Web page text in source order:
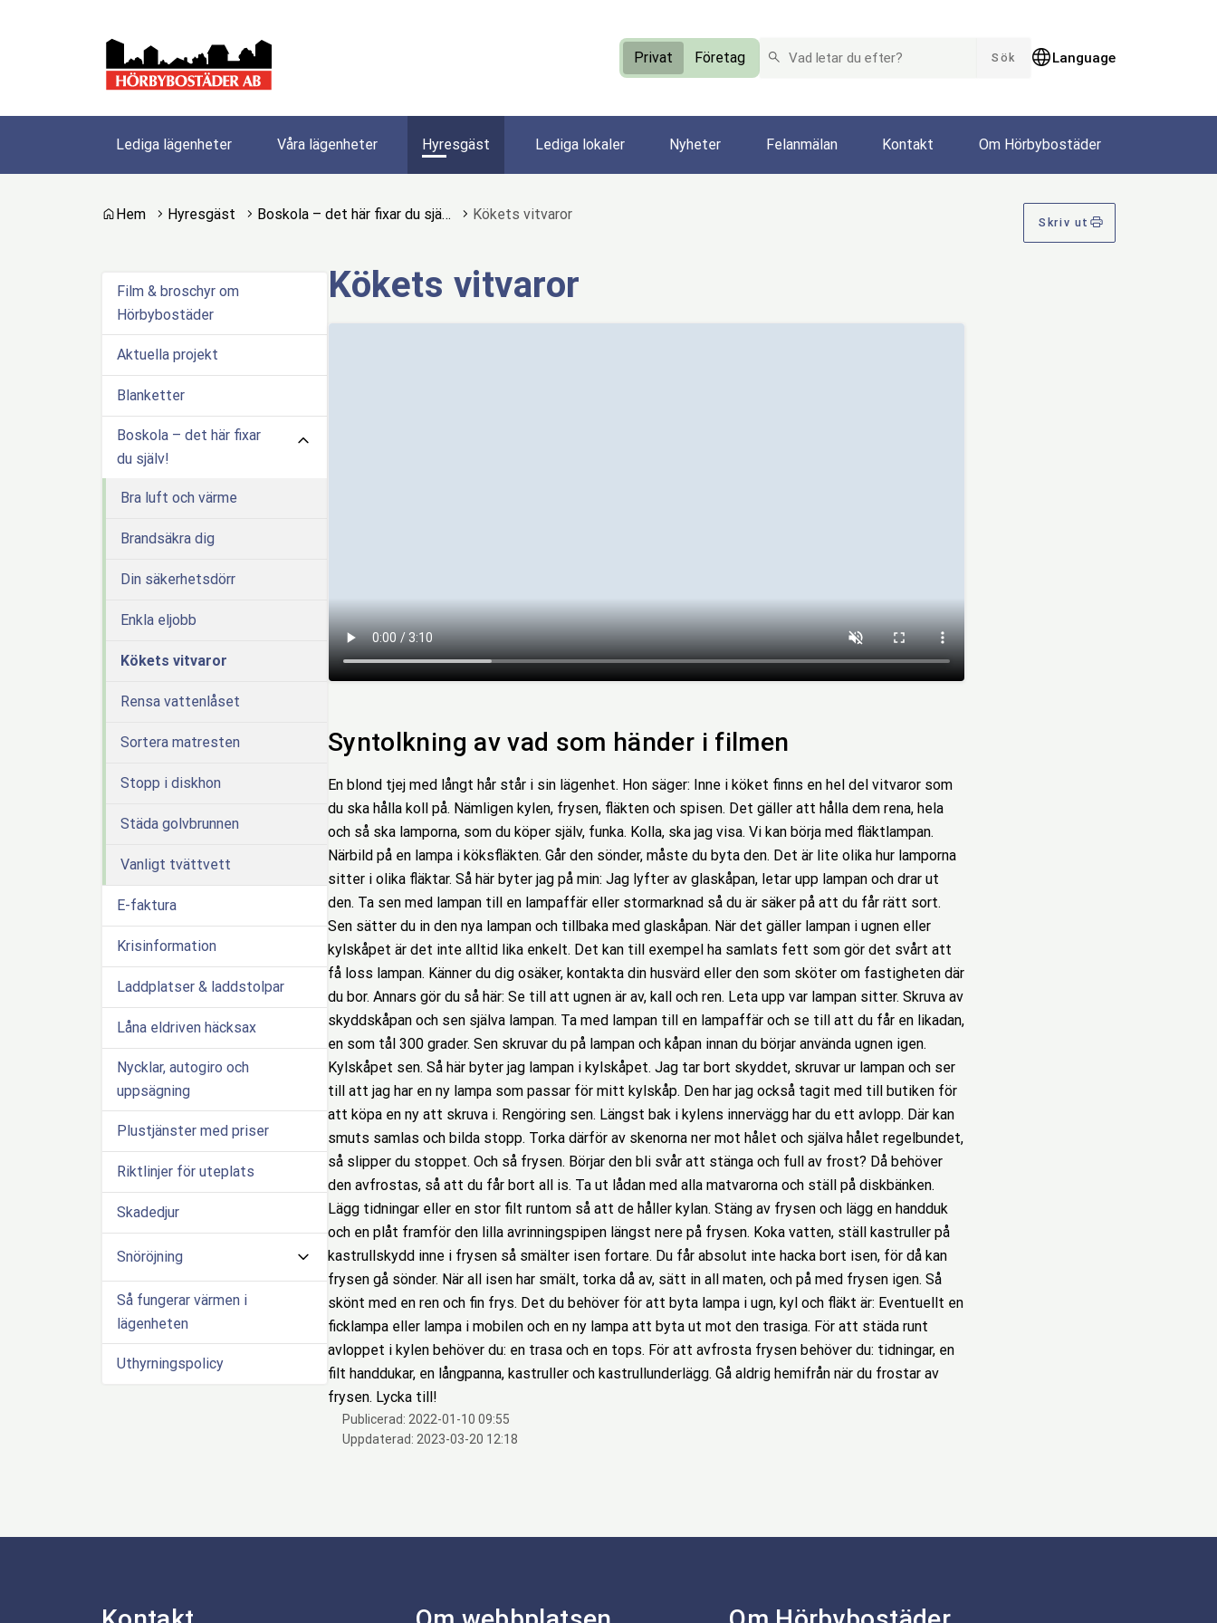
Privat Företag Sök Language
Lediga lägenheter Våra lägenheter Hyresgäst Lediga lokaler Nyheter Felanmälan Kontakt Om Hörbybostäder
Du är här:
Hem Hyresgäst Boskola – det här fixar du sjä… Kökets vitvaror Skriv ut
Film & broschyr om
Hörbybostäder
Aktuella projekt
Blanketter
Boskola – det här fixar
du själv!
Bra luft och värme
Brandsäkra dig
Din säkerhetsdörr
Enkla eljobb
Kökets vitvaror
Rensa vattenlåset
Sortera matresten
Stopp i diskhon
Städa golvbrunnen
Vanligt tvättvett
E-faktura
Krisinformation
Laddplatser & laddstolpar
Låna eldriven häcksax
Nycklar, autogiro och
uppsägning
Plustjänster med priser
Riktlinjer för uteplats
Skadedjur
Snöröjning
Så fungerar värmen i
lägenheten
Uthyrningspolicy
Kökets vitvaror
Syntolkning av vad som händer i filmen
En blond tjej med långt hår står i sin lägenhet. Hon säger: Inne i köket finns en hel del vitvaror som
du ska hålla koll på. Nämligen kylen, frysen, fläkten och spisen. Det gäller att hålla dem rena, hela
och så ska lamporna, som du köper själv, funka. Kolla, ska jag visa. Vi kan börja med fläktlampan.
Närbild på en lampa i köksfläkten. Går den sönder, måste du byta den. Det är lite olika hur lamporna
sitter i olika fläktar. Så här byter jag på min: Jag lyfter av glaskåpan, letar upp lampan och drar ut
den. Ta sen med lampan till en lampaffär eller stormarknad så du är säker på att du får rätt sort.
Sen sätter du in den nya lampan och tillbaka med glaskåpan. När det gäller lampan i ugnen eller
kylskåpet är det inte alltid lika enkelt. Det kan till exempel ha samlats fett som gör det svårt att
få loss lampan. Känner du dig osäker, kontakta din husvärd eller den som sköter om fastigheten där
du bor. Annars gör du så här: Se till att ugnen är av, kall och ren. Leta upp var lampan sitter. Skruva av
skyddskåpan och sen själva lampan. Ta med lampan till en lampaffär och se till att du får en likadan,
en som tål 300 grader. Sen skruvar du på lampan och kåpan innan du börjar använda ugnen igen.
Kylskåpet sen. Så här byter jag lampan i kylskåpet. Jag tar bort skyddet, skruvar ur lampan och ser
till att jag har en ny lampa som passar för mitt kylskåp. Den har jag också tagit med till butiken för
att köpa en ny att skruva i. Rengöring sen. Längst bak i kylens innervägg har du ett avlopp. Där kan
smuts samlas och bilda stopp. Torka därför av skenorna ner mot hålet och själva hålet regelbundet,
så slipper du stoppet. Och så frysen. Börjar den bli svår att stänga och full av frost? Då behöver
den avfrostas, så att du får bort all is. Ta ut lådan med alla matvarorna och ställ på diskbänken.
Lägg tidningar eller en stor filt runtom så att de håller kylan. Stäng av frysen och lägg en handduk
och en plåt framför den lilla avrinningspipen längst nere på frysen. Koka vatten, ställ kastruller på
kastrullskydd inne i frysen så smälter isen fortare. Du får absolut inte hacka bort isen, för då kan
frysen gå sönder. När all isen har smält, torka då av, sätt in all maten, och på med frysen igen. Så
skönt med en ren och fin frys. Det du behöver för att byta lampa i ugn, kyl och fläkt är: Eventuellt en
ficklampa eller lampa i mobilen och en ny lampa att byta ut mot den trasiga. För att städa runt
avloppet i kylen behöver du: en trasa och en tops. För att avfrosta frysen behöver du: tidningar, en
filt handdukar, en långpanna, kastruller och kastrullunderlägg. Gå aldrig hemifrån när du frostar av
frysen. Lycka till!
Publicerad: 2022-01-10 09:55
Uppdaterad: 2023-03-20 12:18